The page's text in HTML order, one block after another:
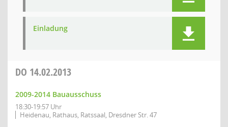
Einladung
DO 14.02.2013
2009-2014 Bauausschuss
18:30-19:57 Uhr
Heidenau, Rathaus, Ratssaal, Dresdner Str. 47